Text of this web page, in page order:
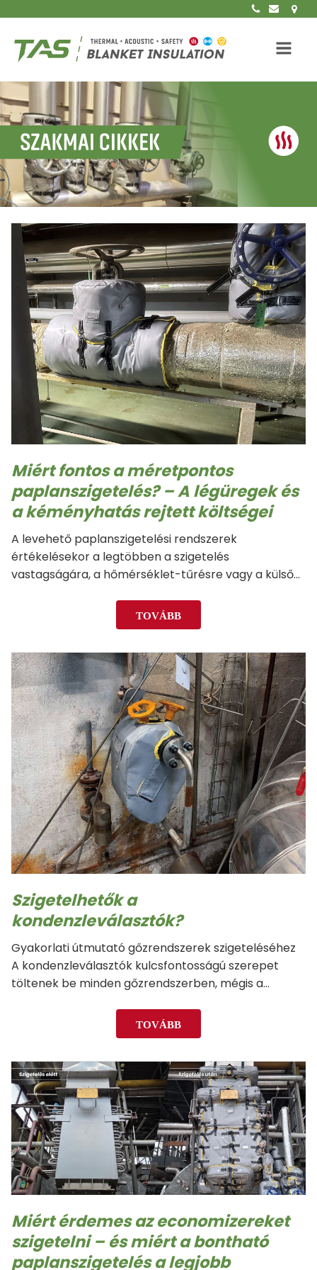
Miért fontos a méretpontos
paplanszigetelés? – A légüregek és
a kéményhatás rejtett költségei
A levehető paplanszigetelési rendszerek
értékelésekor a legtöbben a szigetelés
vastagságára, a hőmérséklet-tűrésre vagy a külső
kulcsfontosságú tényező azonban gyakran háttérbe
szorul: a pontos illeszkedés. Első pillantásra egy
légüregekkel ártalmatlannak tűnhet. Sokan még…
TOVÁBB
Szigetelhetők a
kondenzleválasztók?
Gyakorlati útmutató gőzrendszerek szigeteléséhez
A kondenzleválasztók kulcsfontosságú szerepet
töltenek be minden gőzrendszerben, mégis a
bizonytalanságok merülnek fel. Míg a gőzrendszerek
legtöbb eleme jelentős előnyt élvez a megfelelő
körültekintőbb, típusspecifikus megközelítés
szükséges.…
TOVÁBB
Miért érdemes az economizereket
szigetelni – és miért a bontható
paplanszigetelés a legjobb